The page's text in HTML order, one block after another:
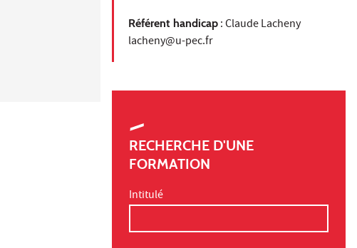
Référent handicap : Claude Lacheny
lacheny@u-pec.fr
RECHERCHE D'UNE
FORMATION
Intitulé